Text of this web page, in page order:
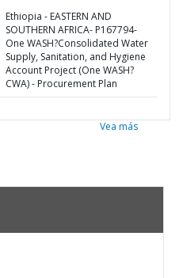
Ethiopia - EASTERN AND
SOUTHERN AFRICA- P167794-
One WASH?Consolidated Water
Supply, Sanitation, and Hygiene
Account Project (One WASH?
CWA) - Procurement Plan
Vea más